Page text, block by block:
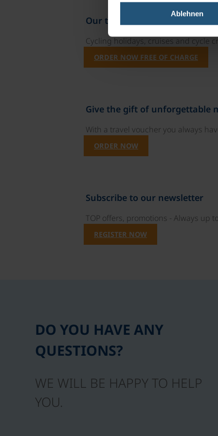
Ablehnen
Our travel catalogues
Cycling holidays, cruises and cycle
ORDER NOW FREE OF CHARGE
Give the gift of unforgettable
With a travel voucher you always
ORDER NOW
Subscribe to our newsletter
TOP offers, promotions - Always up
REGISTER NOW
DO YOU HAVE ANY
QUESTIONS?
WE WILL BE HAPPY TO HELP
YOU.